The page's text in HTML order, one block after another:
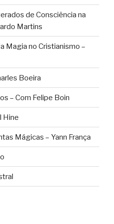
de Consciência na
Martins
Magia no Cristianismo –
Boeira
– Com Felipe Boin
Hine
Mágicas – Yann França